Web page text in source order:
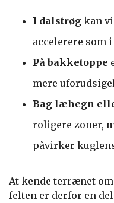
I dalstrøg kan
accelerere som
På bakketoppe
mere
Bag læhegn
roligere zoner,
påvirker
At kende terrænet
felten er derfor en